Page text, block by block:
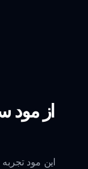
از مود
این مود